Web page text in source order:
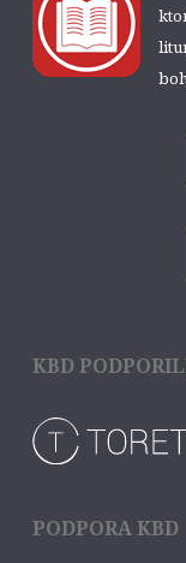
KBD
PODPORA KBD